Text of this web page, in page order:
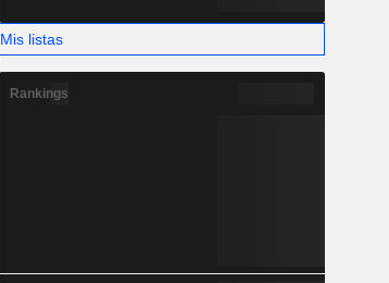
Mis listas
Rankings